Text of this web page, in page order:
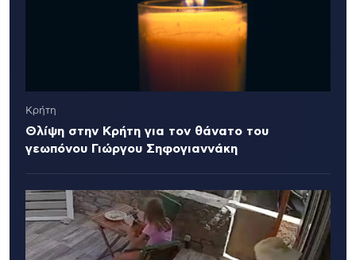
Κρήτη
Θλίψη στην Κρήτη για τον θάνατο του
γεωπόνου Γιώργου Σηφογιαννάκη